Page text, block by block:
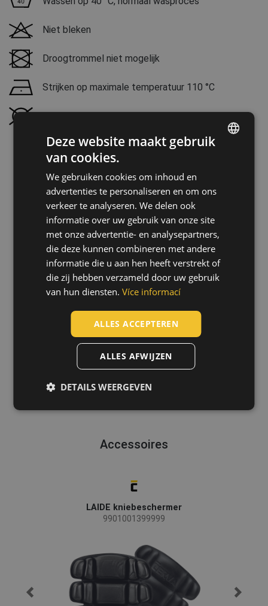
Niet bleken
Droogtrommel niet mogelijk
Strijken op maximale temperatuur 110 °C
Niet stomen
Accessoires
LAIDE kniebeschermer
9901001399999
CZECH
HUNGARIAN
SLOVAK
ROMANIAN
POLISH
GERMAN
SPANISH
Deze website maakt gebruik
van cookies.
We gebruiken cookies om inhoud en
advertenties te personaliseren en om ons
verkeer te analyseren. We delen ook
informatie over uw gebruik van onze site
met onze advertentie- en analysepartners,
die deze kunnen combineren met andere
informatie die u aan hen heeft verstrekt of
die zij hebben verzameld door uw gebruik
van hun diensten. Více informací
ALLES ACCEPTEREN
ALLES AFWIJZEN
DETAILS WEERGEVEN